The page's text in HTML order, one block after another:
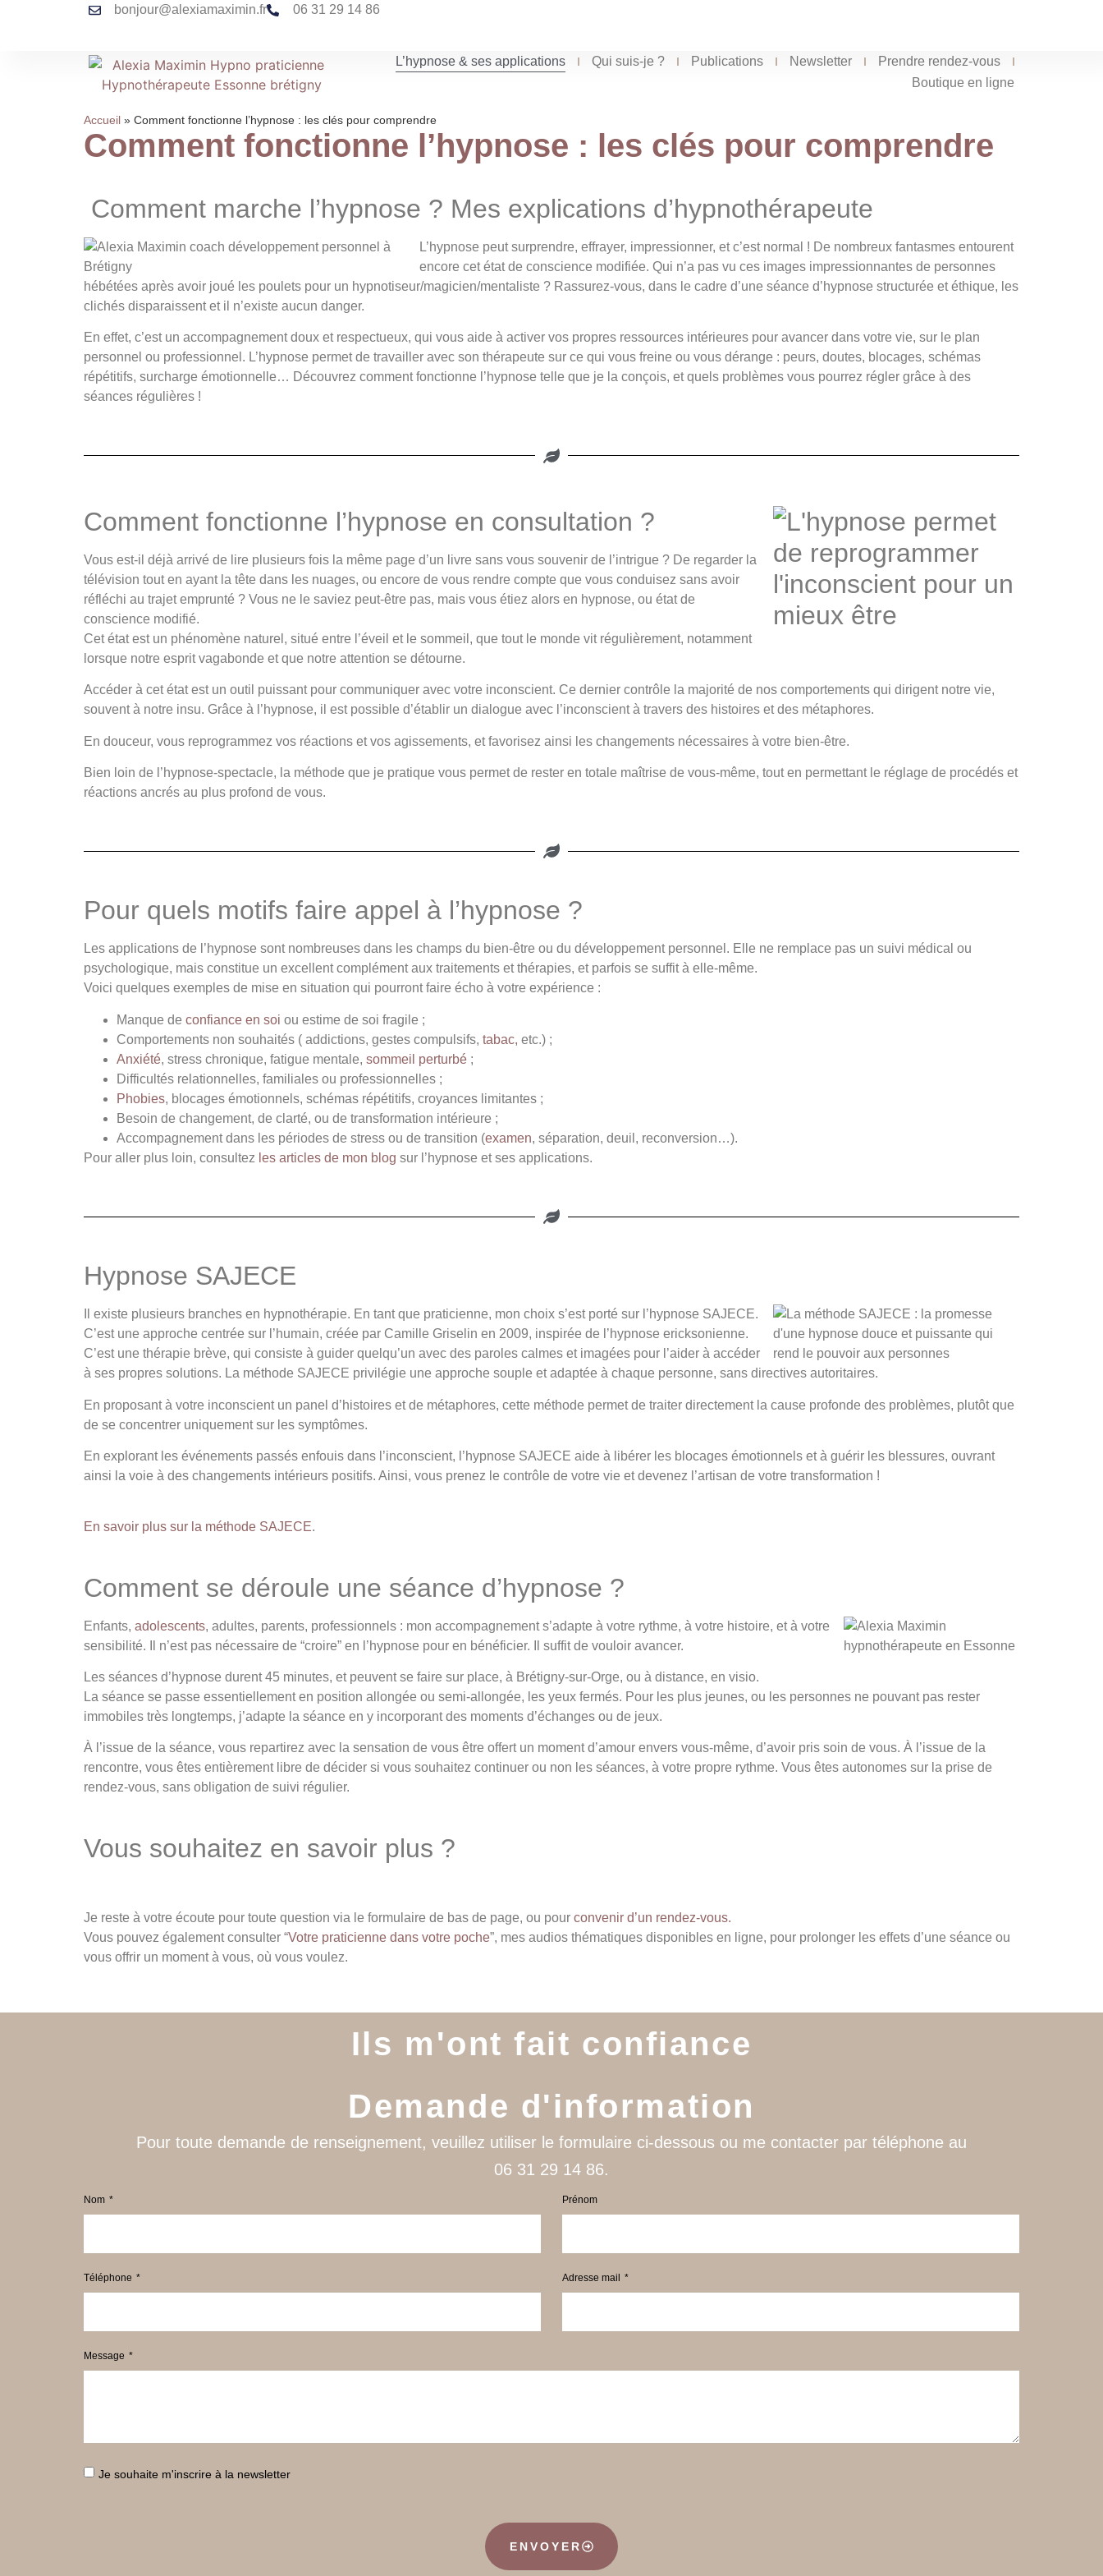
bonjour@alexiamaximin.fr 06 31 29 14 86
L’hypnose & ses applications Qui suis-je ? Publications Newsletter
Prendre rendez-vous
Boutique en ligne
Accueil » Comment fonctionne l’hypnose : les clés pour comprendre
Comment fonctionne l’hypnose : les clés pour comprendre
Comment marche l’hypnose ? Mes explications d’hypnothérapeute
L’hypnose peut surprendre, effrayer, impressionner, et c’est normal ! De nombreux fantasmes entourent
encore cet état de conscience modifiée. Qui n’a pas vu ces images impressionnantes de personnes
hébétées après avoir joué les poulets pour un hypnotiseur/magicien/mentaliste ? Rassurez-vous, dans le cadre d’une séance d’hypnose structurée et éthique, les
clichés disparaissent et il n’existe aucun danger.
En effet, c’est un accompagnement doux et respectueux, qui vous aide à activer vos propres ressources intérieures pour avancer dans votre vie, sur le plan
personnel ou professionnel. L’hypnose permet de travailler avec son thérapeute sur ce qui vous freine ou vous dérange : peurs, doutes, blocages, schémas
répétitifs, surcharge émotionnelle… Découvrez comment fonctionne l’hypnose telle que je la conçois, et quels problèmes vous pourrez régler grâce à des
séances régulières !
Comment fonctionne l’hypnose en consultation ?
Vous est-il déjà arrivé de lire plusieurs fois la même page d’un livre sans vous souvenir de l’intrigue ? De regarder la
télévision tout en ayant la tête dans les nuages, ou encore de vous rendre compte que vous conduisez sans avoir
réfléchi au trajet emprunté ? Vous ne le saviez peut-être pas, mais vous étiez alors en hypnose, ou état de
conscience modifié.
Cet état est un phénomène naturel, situé entre l’éveil et le sommeil, que tout le monde vit régulièrement, notamment
lorsque notre esprit vagabonde et que notre attention se détourne.
Accéder à cet état est un outil puissant pour communiquer avec votre inconscient. Ce dernier contrôle la majorité de nos comportements qui dirigent notre vie,
souvent à notre insu. Grâce à l’hypnose, il est possible d’établir un dialogue avec l’inconscient à travers des histoires et des métaphores.
En douceur, vous reprogrammez vos réactions et vos agissements, et favorisez ainsi les changements nécessaires à votre bien-être.
Bien loin de l’hypnose-spectacle, la méthode que je pratique vous permet de rester en totale maîtrise de vous-même, tout en permettant le réglage de procédés et
réactions ancrés au plus profond de vous.
Pour quels motifs faire appel à l’hypnose ?
Les applications de l’hypnose sont nombreuses dans les champs du bien-être ou du développement personnel. Elle ne remplace pas un suivi médical ou
psychologique, mais constitue un excellent complément aux traitements et thérapies, et parfois se suffit à elle-même.
Voici quelques exemples de mise en situation qui pourront faire écho à votre expérience :
Manque de confiance en soi ou estime de soi fragile ;
Comportements non souhaités ( addictions, gestes compulsifs, tabac, etc.) ;
Anxiété, stress chronique, fatigue mentale, sommeil perturbé ;
Difficultés relationnelles, familiales ou professionnelles ;
Phobies, blocages émotionnels, schémas répétitifs, croyances limitantes ;
Besoin de changement, de clarté, ou de transformation intérieure ;
Accompagnement dans les périodes de stress ou de transition (examen, séparation, deuil, reconversion…).
Pour aller plus loin, consultez les articles de mon blog sur l’hypnose et ses applications.
Hypnose SAJECE
Il existe plusieurs branches en hypnothérapie. En tant que praticienne, mon choix s’est porté sur l’hypnose SAJECE.
C’est une approche centrée sur l’humain, créée par Camille Griselin en 2009, inspirée de l’hypnose ericksonienne.
C’est une thérapie brève, qui consiste à guider quelqu’un avec des paroles calmes et imagées pour l’aider à accéder
à ses propres solutions. La méthode SAJECE privilégie une approche souple et adaptée à chaque personne, sans directives autoritaires.
En proposant à votre inconscient un panel d’histoires et de métaphores, cette méthode permet de traiter directement la cause profonde des problèmes, plutôt que
de se concentrer uniquement sur les symptômes.
En explorant les événements passés enfouis dans l’inconscient, l’hypnose SAJECE aide à libérer les blocages émotionnels et à guérir les blessures, ouvrant
ainsi la voie à des changements intérieurs positifs. Ainsi, vous prenez le contrôle de votre vie et devenez l’artisan de votre transformation !
En savoir plus sur la méthode SAJECE.
Comment se déroule une séance d’hypnose ?
Enfants, adolescents, adultes, parents, professionnels : mon accompagnement s’adapte à votre rythme, à votre histoire, et à votre
sensibilité. Il n’est pas nécessaire de “croire” en l’hypnose pour en bénéficier. Il suffit de vouloir avancer.
Les séances d’hypnose durent 45 minutes, et peuvent se faire sur place, à Brétigny-sur-Orge, ou à distance, en visio.
La séance se passe essentiellement en position allongée ou semi-allongée, les yeux fermés. Pour les plus jeunes, ou les personnes ne pouvant pas rester
immobiles très longtemps, j’adapte la séance en y incorporant des moments d’échanges ou de jeux.
À l’issue de la séance, vous repartirez avec la sensation de vous être offert un moment d’amour envers vous-même, d’avoir pris soin de vous. À l’issue de la
rencontre, vous êtes entièrement libre de décider si vous souhaitez continuer ou non les séances, à votre propre rythme. Vous êtes autonomes sur la prise de
rendez-vous, sans obligation de suivi régulier.
Vous souhaitez en savoir plus ?
Je reste à votre écoute pour toute question via le formulaire de bas de page, ou pour convenir d’un rendez-vous.
Vous pouvez également consulter “Votre praticienne dans votre poche”, mes audios thématiques disponibles en ligne, pour prolonger les effets d’une séance ou
vous offrir un moment à vous, où vous voulez.
Ils m'ont fait confiance
Demande d'information
Pour toute demande de renseignement, veuillez utiliser le formulaire ci-dessous ou me contacter par téléphone au
06 31 29 14 86.
Nom Prénom
Téléphone Adresse mail
Message
Je souhaite m'inscrire à la newsletter
ENVOYER